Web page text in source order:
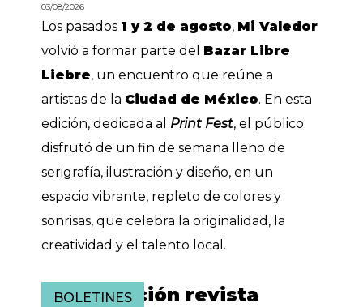
03/08/2026
Los pasados 1 y 2 de agosto, Mi Valedor
volvió a formar parte del Bazar Libre
Liebre, un encuentro que reúne a
artistas de la Ciudad de México. En esta
edición, dedicada al Print Fest, el público
disfrutó de un fin de semana lleno de
serigrafía, ilustración y diseño, en un
espacio vibrante, repleto de colores y
sonrisas, que celebra la originalidad, la
creatividad y el talento local.
BOLETINES
Presentación revista